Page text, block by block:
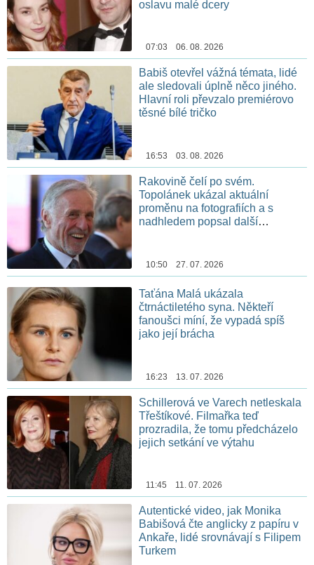
oslavu malé dcery
07:03 06. 08. 2026
Babiš otevřel vážná témata, lidé
ale sledovali úplně něco jiného.
Hlavní roli převzalo premiérovo
těsné bílé tričko
16:53 03. 08. 2026
Rakovině čelí po svém.
Topolánek ukázal aktuální
proměnu na fotografiích a s
nadhledem popsal další
10:50 27. 07. 2026
Taťána Malá ukázala
čtrnáctiletého syna. Někteří
fanoušci míní, že vypadá spíš
jako její brácha
16:23 13. 07. 2026
Schillerová ve Varech netleskala
Třeštíkové. Filmařka teď
prozradila, že tomu předcházelo
jejich setkání ve výtahu
11:45 11. 07. 2026
Autentické video, jak Monika
Babišová čte anglicky z papíru v
Ankaře, lidé srovnávají s Filipem
Turkem